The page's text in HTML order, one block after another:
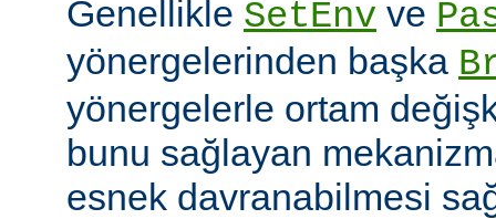
Genellikle SetEnv ve
yönergelerinden başka
yönergelerle ortam
bunu sağlayan
esnek davranabilmesi